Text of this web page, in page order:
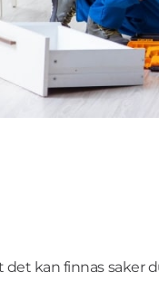
det kan finnas saker